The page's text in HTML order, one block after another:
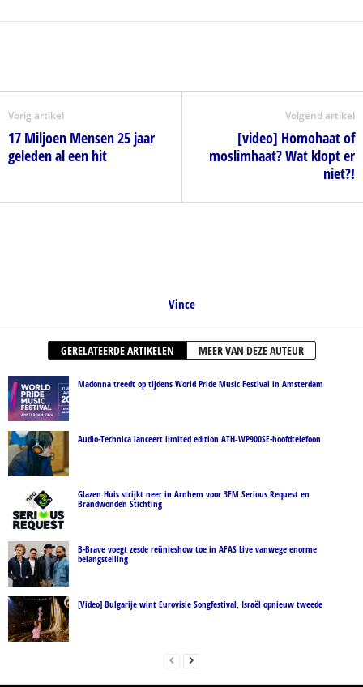
Vorig artikel
17 Miljoen Mensen 25 jaar
geleden al een hit
Volgend artikel
[video] Homohaat of
moslimhaat? Wat klopt er
niet?!
Vince
GERELATEERDE ARTIKELEN MEER VAN DEZE AUTEUR
Madonna treedt op tijdens World Pride Music Festival in Amsterdam
Audio-Technica lanceert limited edition ATH‑WP900SE-hoofdtelefoon
Glazen Huis strijkt neer in Arnhem voor 3FM Serious Request en
Brandwonden Stichting
B-Brave voegt zesde reünieshow toe in AFAS Live vanwege enorme
belangstelling
[Video] Bulgarije wint Eurovisie Songfestival, Israël opnieuw tweede